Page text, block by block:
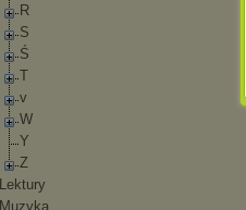
R
S
Ś
T
v
W
Y
Z
Lektury
Muzyka